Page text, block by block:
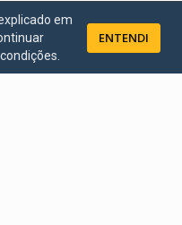
em
ENTENDI